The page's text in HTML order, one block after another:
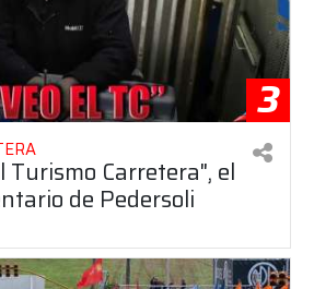
3
Turismo Carretera", el
de Pedersoli